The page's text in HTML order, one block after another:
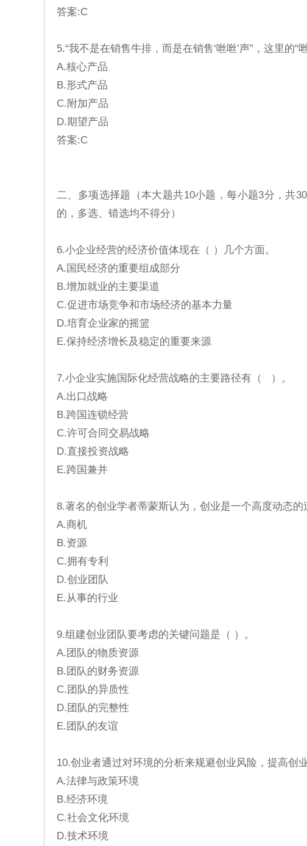
答案:C
5.“我不是在销售牛排，而是在销售‘咝咝’声”，这里的“
A.核心产品
B.形式产品
C.附加产品
D.期望产品
答案:C
二、多项选择题（本大题共10小题，每小题3分，共
的，多选、错选均不得分）
6.小企业经营的经济价值体现在（ ）几个方面。
A.国民经济的重要组成部分
B.增加就业的主要渠道
C.促进市场竞争和市场经济的基本力量
D.培育企业家的摇篮
E.保持经济增长及稳定的重要来源
7.小企业实施国际化经营战略的主要路径有（ ）。
A.出口战略
B.跨国连锁经营
C.许可合同交易战略
D.直接投资战略
E.跨国兼并
8.著名的创业学者蒂蒙斯认为，创业是一个高度动态
A.商机
B.资源
C.拥有专利
D.创业团队
E.从事的行业
9.组建创业团队要考虑的关键问题是（ ）。
A.团队的物质资源
B.团队的财务资源
C.团队的异质性
D.团队的完整性
E.团队的友谊
10.创业者通过对环境的分析来规避创业风险，提高创
A.法律与政策环境
B.经济环境
C.社会文化环境
D.技术环境